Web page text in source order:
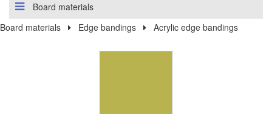
Board materials
Board materials
Edge bandings Acrylic edge bandings